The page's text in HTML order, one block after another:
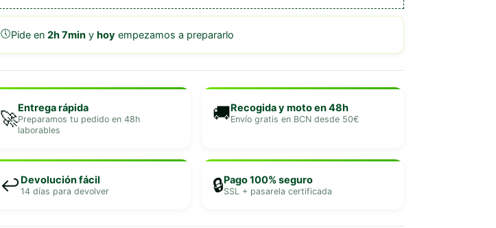
🕔Pide en 2h 7miny hoy empezamos a prepararlo
🚀Entrega rápida
Preparamos tu pedido en 48h
laborables
🚚Recogida y moto en 48h
Envío gratis en BCN desde 50€
↩️Devolución fácil
14 días para devolver 🔒Pago 100% seguro
SSL + pasarela certificada